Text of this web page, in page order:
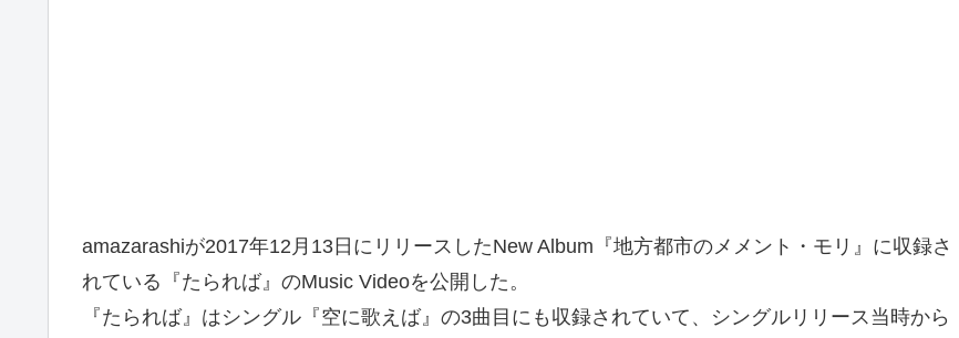
amazarashiが2017年12月13日にリリースしたNew Album『地方都市のメメント・モリ』に収録さ
れている『たられば』のMusic Videoを公開した。
『たられば』はシングル『空に歌えば』の3曲目にも収録されていて、シングルリリース当時から